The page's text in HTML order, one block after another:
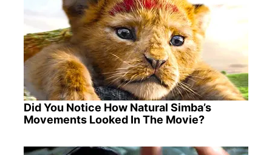
Did You Notice How Natural Simba’s
Movements Looked In The Movie?